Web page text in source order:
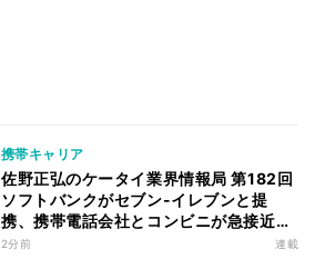
携帯キャリア
佐野正弘のケータイ業界情報局 第182回
ソフトバンクがセブン-イレブンと提
携、携帯電話会社とコンビニが急接近す
る理由は
2分前 連載